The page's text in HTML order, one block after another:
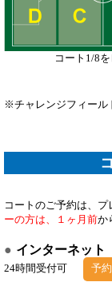
コート1/8
※チャレンジフィール
コートのご予約は、プ
ーの方は、１ヶ月前か
インターネット
24時間受付可 予